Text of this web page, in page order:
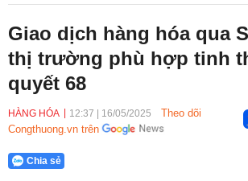
Giao dịch hàng hóa qua
thị trường phù hợp tinh
quyết 68
HÀNG HÓA 12:37 16/05/2025
Theo dõi
Congthuong.vn trên
Chia sẻ